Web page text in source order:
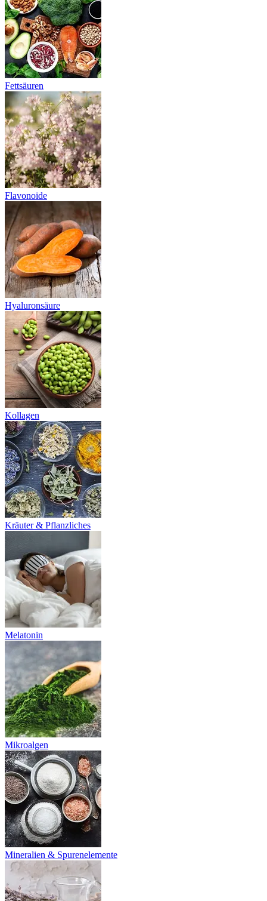
Fettsäuren
Flavonoide
Hyaluronsäure
Kollagen
Kräuter & Pflanzliches
Melatonin
Mikroalgen
Mineralien & Spurenelemente